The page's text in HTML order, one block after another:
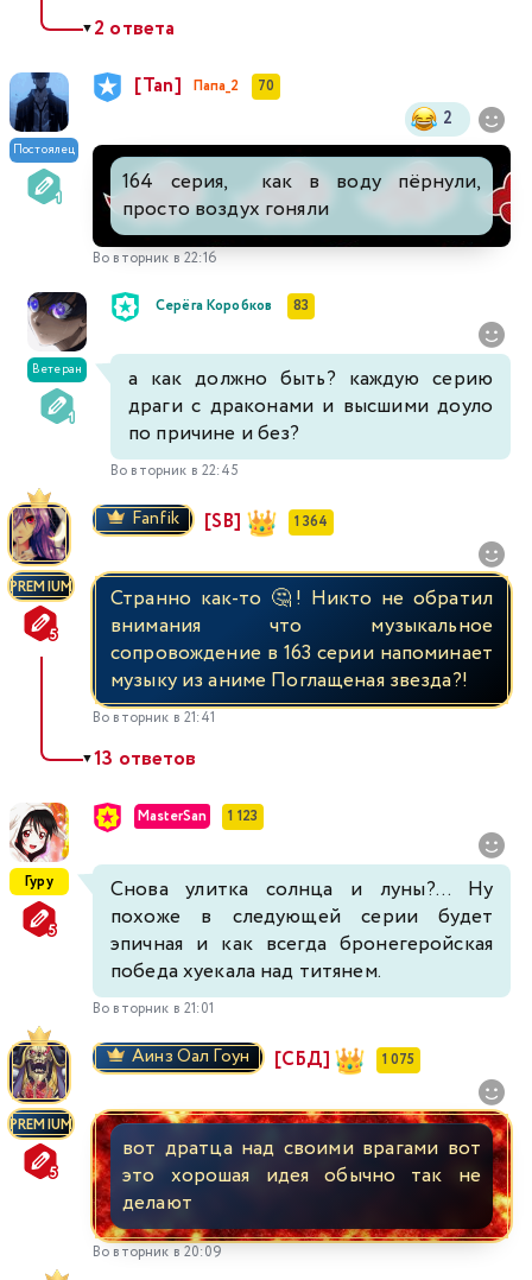
▼2 ответа
Постоялец
[Tan] Папа_2 70
2
164 серия, как в воду пёрнули,
просто воздух гоняли
Во вторник в 22:16
Ветеран
Серёга Коробков 83
а как должно быть? каждую серию
драги с драконами и высшими доуло
по причине и без?
Во вторник в 22:45
PREMIUM
Fanfik [SB] 1 364
Странно как-то 🤔! Никто не обратил
внимания что музыкальное
сопровождение в 163 серии напоминает
музыку из аниме Поглащеная звезда?!
Во вторник в 21:41
▼13 ответов
Гуру
MasterSan 1 123
Снова улитка солнца и луны?... Ну
похоже в следующей серии будет
эпичная и как всегда бронегеройская
победа хуекала над титянем.
Во вторник в 21:01
PREMIUM
Аинз Оал Гоун [СБД] 1 075
вот дратца над своими врагами вот
это хорошая идея обычно так не
делают
Во вторник в 20:09